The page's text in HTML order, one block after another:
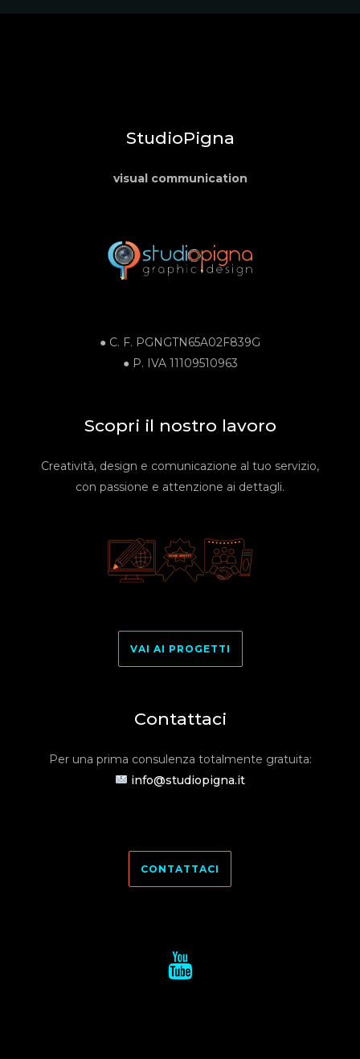
StudioPigna
visual communication
● C. F. PGNGTN65A02F839G
● P. IVA 11109510963
Scopri il nostro lavoro
Creatività, design e comunicazione al tuo servizio,
con passione e attenzione ai dettagli.
VAI AI PROGETTI
Contattaci
Per una prima consulenza totalmente gratuita:
info@studiopigna.it
CONTATTACI